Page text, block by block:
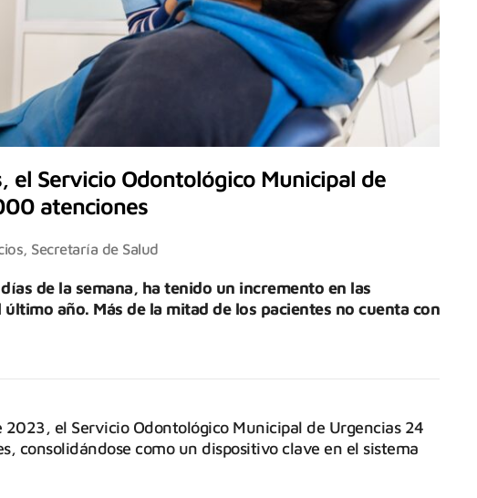
el Servicio Odontológico Municipal de
atenciones
, Secretaría de Salud
de la semana, ha tenido un incremento en las
año. Más de la mitad de los pacientes no cuenta con
2023, el Servicio Odontológico Municipal de Urgencias 24
consolidándose como un dispositivo clave en el sistema